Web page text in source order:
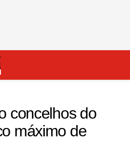
concelhos do
máximo de